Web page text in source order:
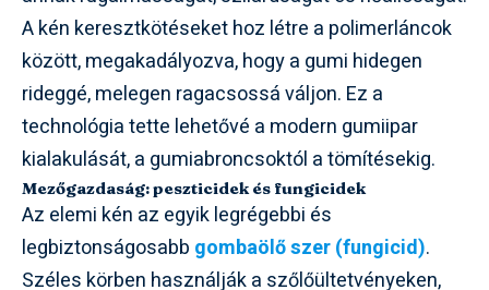
A kén keresztkötéseket hoz létre a polimerláncok
között, megakadályozva, hogy a gumi hidegen
rideggé, melegen ragacsossá váljon. Ez a
technológia tette lehetővé a modern gumiipar
kialakulását, a gumiabroncsoktól a tömítésekig.
Mezőgazdaság: peszticidek és fungicidek
Az elemi kén az egyik legrégebbi és
legbiztonságosabb gombaölő szer (fungicid).
Széles körben használják a szőlőültetvényeken,